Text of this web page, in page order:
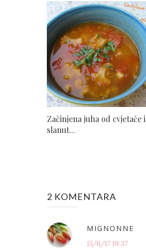
Začinjena juha od cvjetače i
slanut...
2 KOMENTARA
MIGNONNE
15/6/17 19:37